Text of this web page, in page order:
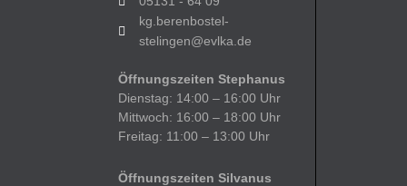
kg.berenbostel-
stelingen@evlka.de
Öffnungszeiten Stephanus
Dienstag: 14:00 – 16:00 Uhr
Mittwoch: 16:00 – 18:00 Uhr
Freitag: 11:00 – 13:00 Uhr
Öffnungszeiten Silvanus